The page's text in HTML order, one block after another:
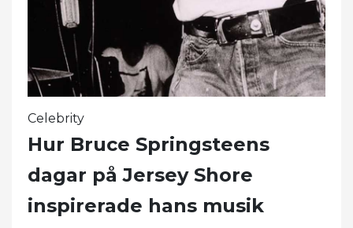
Celebrity
Hur Bruce Springsteens
dagar på Jersey Shore
inspirerade hans musik